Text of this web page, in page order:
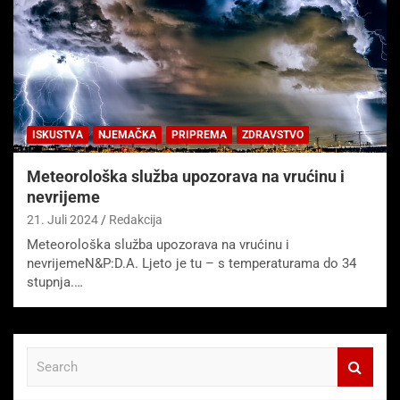
ISKUSTVA NJEMAČKA PRIPREMA ZDRAVSTVO
Meteorološka služba upozorava na vrućinu i
nevrijeme
21. Juli 2024 Redakcija
Meteorološka služba upozorava na vrućinu i
nevrijemeN&P:D.A. Ljeto je tu – s temperaturama do 34
stupnja.…